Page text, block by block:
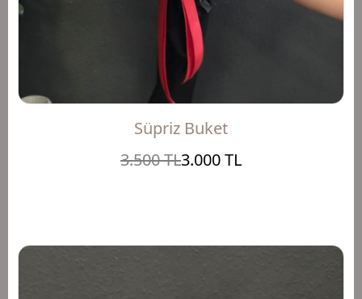
Süpriz Buket
3.500 TL3.000 TL